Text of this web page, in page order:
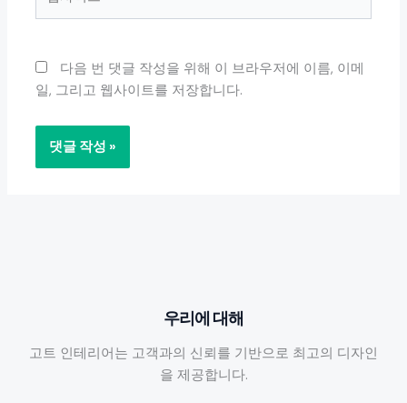
다음 번 댓글 작성을 위해 이 브라우저에 이름, 이메
일, 그리고 웹사이트를 저장합니다.
우리에 대해
고트 인테리어는 고객과의 신뢰를 기반으로 최고의 디자인
을 제공합니다.